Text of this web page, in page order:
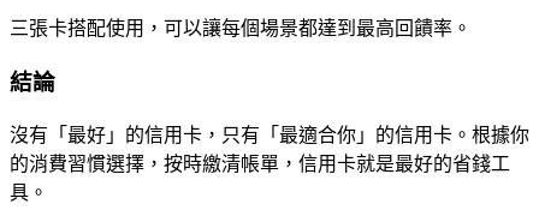
三張卡搭配使用，可以讓每個場景都達到最高回饋率。
結論
沒有「最好」的信用卡，只有「最適合你」的信用卡。根據你
的消費習慣選擇，按時繳清帳單，信用卡就是最好的省錢工
具。